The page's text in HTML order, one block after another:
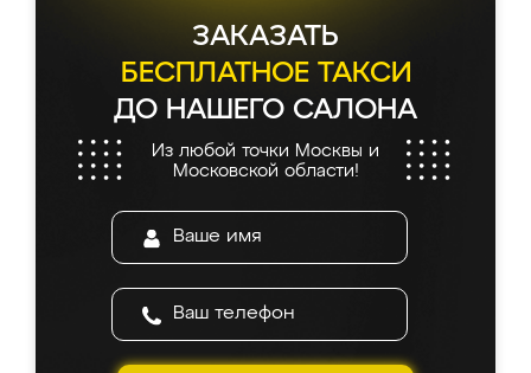
ЗАКАЗАТЬ
БЕСПЛАТНОЕ ТАКСИ
ДО НАШЕГО САЛОНА
Из любой точки Москвы и
Московской области!